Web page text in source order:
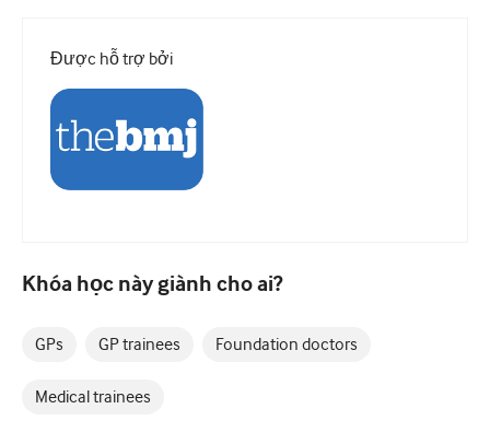
Cơ xương khớp
Thần kinh
Sản khoa và Phụ khoa
Ung bướu
Bệnh lý/Y học phòng thí nghiệm
Kỹ năng thủ thuật
Được hỗ trợ bởi
Khóa học này giành cho ai?
GPs GP trainees Foundation doctors
Medical trainees